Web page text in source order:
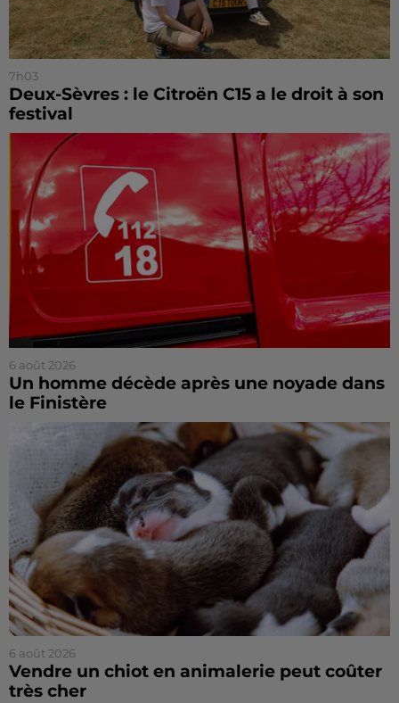
7h03
Deux-Sèvres : le Citroën C15 a le droit à son
festival
6 août 2026
Un homme décède après une noyade dans
le Finistère
6 août 2026
Vendre un chiot en animalerie peut coûter
très cher